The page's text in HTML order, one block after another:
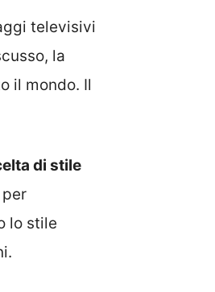
televisivi
la
il mondo. Il
di stile
lo stile